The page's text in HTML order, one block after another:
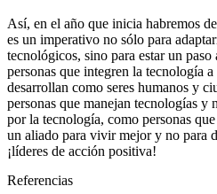
Así, en el año que inicia habremos
es un imperativo no sólo para
tecnológicos, sino para estar un
personas que integren la tecnología
desarrollan como seres humanos y
personas que manejan tecnologías
por la tecnología, como personas
un aliado para vivir mejor y no para
¡líderes de acción positiva!
Referencias